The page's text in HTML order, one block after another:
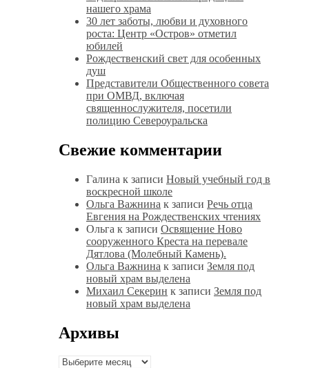
нашего храма
30 лет заботы, любви и духовного
роста: Центр «Остров» отметил
юбилей
Рождественский свет для особенных
душ
Представители Общественного совета
при ОМВД, включая
священнослужителя, посетили
полицию Североуральска
Свежие комментарии
Галина к записи Новый учебный год в
воскресной школе
Ольга Важнина к записи Речь отца
Евгения на Рождественских чтениях
Ольга к записи Освящение Ново
сооруженного Креста на перевале
Дятлова (Молебный Камень).
Ольга Важнина к записи Земля под
новый храм выделена
Михаил Секерин к записи Земля под
новый храм выделена
Архивы
Архивы